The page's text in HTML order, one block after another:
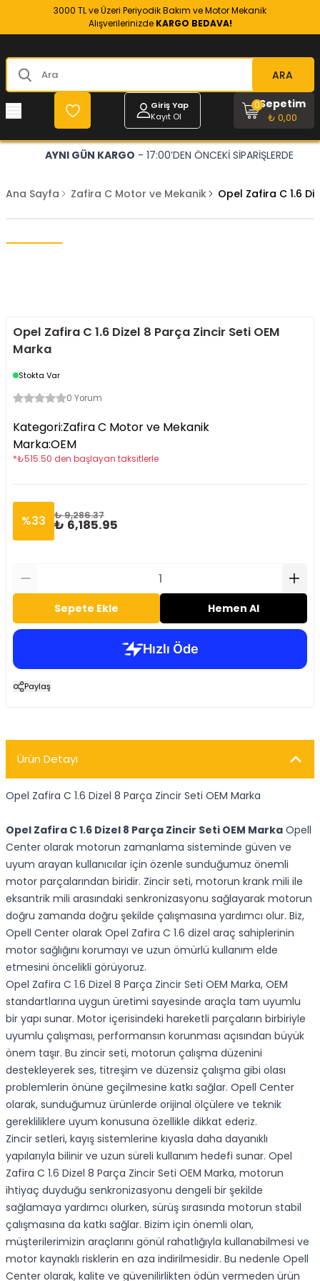
3000 TL ve Üzeri Periyodik Bakım ve Motor Mekanik
Alışverilerinizde KARGO BEDAVA!
ARA
Giriş Yap
Kayıt Ol
Sepetim
₺ 0,00
0
AYNI GÜN KARGO - 17:00’DEN ÖNCEKİ SİPARİŞLERDE
Ana Sayfa Zafira C Motor ve Mekanik Opel Zafira C 1.6
Opel Zafira C 1.6 Dizel 8 Parça Zincir Seti OEM
Marka
Stokta Var
0 Yorum
Kategori:Zafira C Motor ve Mekanik
Marka:OEM
*₺515.50 den başlayan taksitlerle
%33 ₺ 9,286.37
₺ 6,185.95
Sepete Ekle Hemen Al
Paylaş
Ürün Detayı
Opel Zafira C 1.6 Dizel 8 Parça Zincir Seti OEM Marka
Opel Zafira C 1.6 Dizel 8 Parça Zincir Seti OEM Marka Opell
Center olarak motorun zamanlama sisteminde güven ve
uyum arayan kullanıcılar için özenle sunduğumuz önemli
motor parçalarından biridir. Zincir seti, motorun krank mili ile
eksantrik mili arasındaki senkronizasyonu sağlayarak motorun
doğru zamanda doğru şekilde çalışmasına yardımcı olur. Biz,
Opell Center olarak Opel Zafira C 1.6 dizel araç sahiplerinin
motor sağlığını korumayı ve uzun ömürlü kullanım elde
etmesini öncelikli görüyoruz.
Opel Zafira C 1.6 Dizel 8 Parça Zincir Seti OEM Marka, OEM
standartlarına uygun üretimi sayesinde araçla tam uyumlu
bir yapı sunar. Motor içerisindeki hareketli parçaların birbiriyle
uyumlu çalışması, performansın korunması açısından büyük
önem taşır. Bu zincir seti, motorun çalışma düzenini
destekleyerek ses, titreşim ve düzensiz çalışma gibi olası
problemlerin önüne geçilmesine katkı sağlar. Opell Center
olarak, sunduğumuz ürünlerde orijinal ölçülere ve teknik
gerekliliklere uyum konusuna özellikle dikkat ederiz.
Zincir setleri, kayış sistemlerine kıyasla daha dayanıklı
yapılarıyla bilinir ve uzun süreli kullanım hedefi sunar. Opel
Zafira C 1.6 Dizel 8 Parça Zincir Seti OEM Marka, motorun
ihtiyaç duyduğu senkronizasyonu dengeli bir şekilde
sağlamaya yardımcı olurken, sürüş sırasında motorun stabil
çalışmasına da katkı sağlar. Bizim için önemli olan,
müşterilerimizin araçlarını gönül rahatlığıyla kullanabilmesi ve
motor kaynaklı risklerin en aza indirilmesidir. Bu nedenle Opell
Center olarak, kalite ve güvenilirlikten ödün vermeden ürün